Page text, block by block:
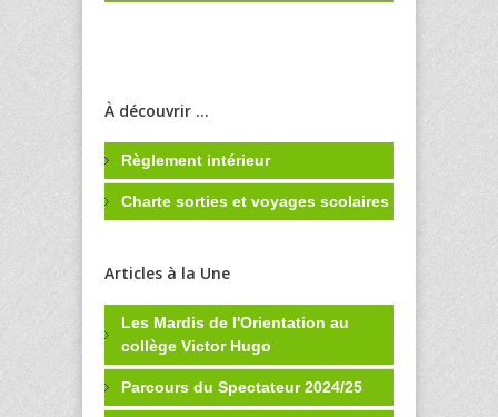
À découvrir ...
Règlement intérieur
Charte sorties et voyages scolaires
Articles à la Une
Les Mardis de l'Orientation au
collège Victor Hugo
Parcours du Spectateur 2024/25